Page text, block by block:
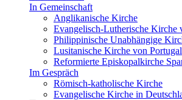
In Gemeinschaft
Anglikanische Kirche
Evangelisch-Lutherische Kirche
Philippinische Unabhängige
Lusitanische Kirche von Portugal
Reformierte Episkopalkirche
Im Gespräch
Römisch-katholische Kirche
Evangelische Kirche in